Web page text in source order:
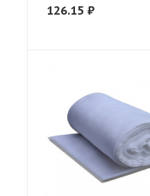
126.15 ₽